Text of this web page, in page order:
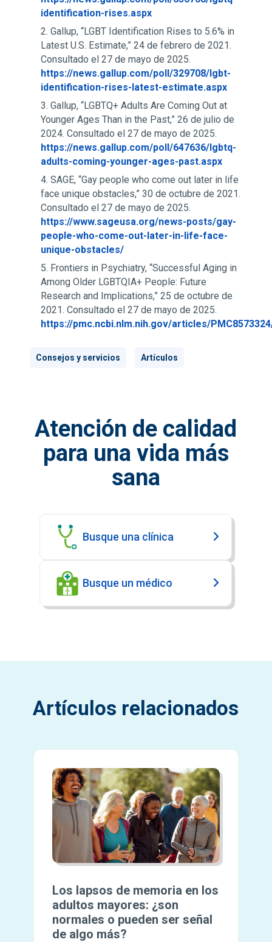
identification-rises.aspx
Gallup, “LGBT Identification Rises to 5.6% in
Latest U.S. Estimate,” 24 de febrero de 2021.
Consultado el 27 de mayo de 2025.
https://news.gallup.com/poll/329708/lgbt-
identification-rises-latest-estimate.aspx
Gallup, “LGBTQ+ Adults Are Coming Out at
Younger Ages Than in the Past,” 26 de julio de
2024. Consultado el 27 de mayo de 2025.
https://news.gallup.com/poll/647636/lgbtq-
adults-coming-younger-ages-past.aspx
SAGE, “Gay people who come out later in life
face unique obstacles,” 30 de octubre de 2021.
Consultado el 27 de mayo de 2025.
https://www.sageusa.org/news-posts/gay-
people-who-come-out-later-in-life-face-
unique-obstacles/
Frontiers in Psychiatry, “Successful Aging in
Among Older LGBTQIA+ People: Future
Research and Implications,” 25 de octubre de
2021. Consultado el 27 de mayo de 2025.
https://pmc.ncbi.nlm.nih.gov/articles/
Consejos y servicios Artículos
Atención de calidad
para una vida más
sana
Busque una clínica
Busque un médico
Artículos relacionados
Los lapsos de memoria en los
adultos mayores: ¿son
normales o pueden ser señal
de algo más?